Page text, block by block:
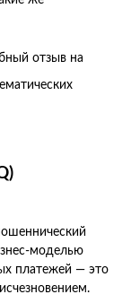
отзыв на
моделью
платежей — это